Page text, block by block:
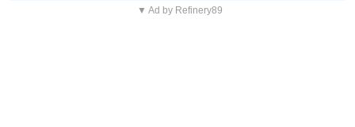
▼ Ad by Refinery89